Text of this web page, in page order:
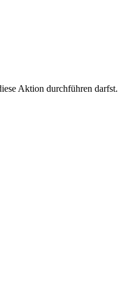
Aktion durchführen darfst.